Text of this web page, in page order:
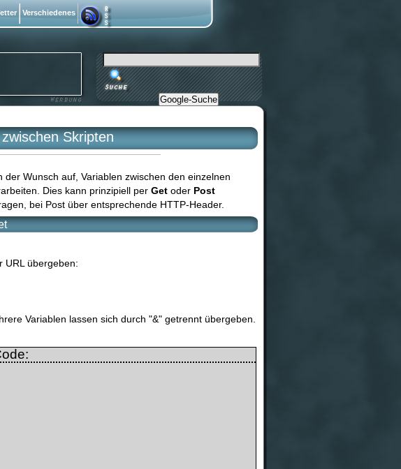
Skripten
Wunsch auf, Variablen zwischen den einzelnen
Dies kann prinzipiell per Get oder Post
bei Post über entsprechende HTTP-Header.
URL übergeben:
Variablen lassen sich durch "&" getrennt übergeben.
Verschiedenes
Google-Suche